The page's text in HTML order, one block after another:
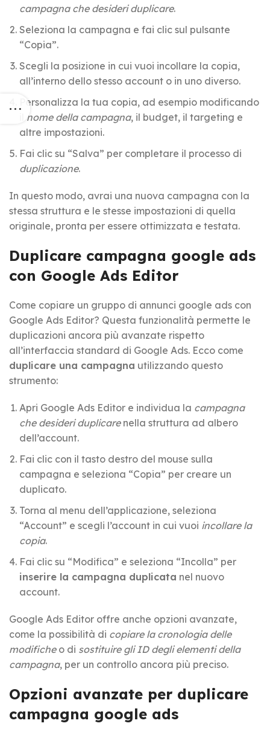
campagna che desideri duplicare.
Seleziona la campagna e fai clic sul pulsante
“Copia”.
Scegli la posizione in cui vuoi incollare la copia,
all’interno dello stesso account o in uno diverso.
Personalizza la tua copia, ad esempio modificando
nome della campagna, il budget, il targeting e
altre impostazioni.
Fai clic su “Salva” per completare il processo di
duplicazione.
In questo modo, avrai una nuova campagna con la
stessa struttura e le stesse impostazioni di quella
originale, pronta per essere ottimizzata e testata.
Duplicare campagna google ads
con Google Ads Editor
Come copiare un gruppo di annunci google ads con
Google Ads Editor? Questa funzionalità permette le
duplicazioni ancora più avanzate rispetto
all’interfaccia standard di Google Ads. Ecco come
duplicare una campagna utilizzando questo
strumento:
Apri Google Ads Editor e individua la campagna
che desideri duplicarenella struttura ad albero
dell’account.
Fai clic con il tasto destro del mouse sulla
campagna e seleziona “Copia” per creare un
duplicato.
Torna al menu dell’applicazione, seleziona
“Account” e scegli l’account in cui vuoi incollare la
copia.
Fai clic su “Modifica” e seleziona “Incolla” per
inserire la campagna duplicata nel nuovo
account.
Google Ads Editor offre anche opzioni avanzate,
come la possibilità di copiare la cronologia delle
modificheo di sostituire gli ID degli elementi della
campagna, per un controllo ancora più preciso.
Opzioni avanzate per duplicare
campagna google ads